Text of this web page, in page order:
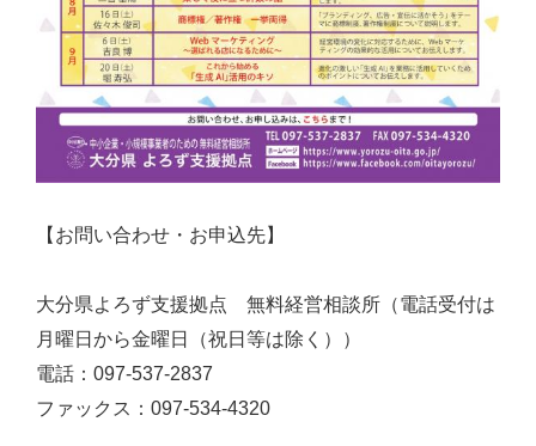
【お問い合わせ・お申込先】
大分県よろず支援拠点 無料経営相談所（電話受付は
月曜日から金曜日（祝日等は除く））
電話：097-537-2837
ファックス：097-534-4320